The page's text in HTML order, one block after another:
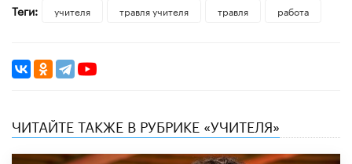
Теги: учителя травля учителя травля работа
ЧИТАЙТЕ ТАКЖЕ В РУБРИКЕ «УЧИТЕЛЯ»